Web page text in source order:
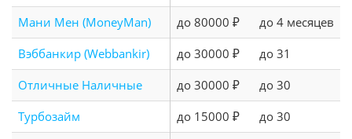
Мани Мен (MoneyMan)
до 80000 ₽ до 4 месяцев
Вэббанкир (Webbankir)
до 30000 ₽ до 31
Отличные Наличные
до 30000 ₽ до 30
Турбозайм
до 15000 ₽ до 30